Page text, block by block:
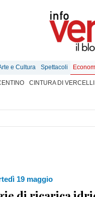
e Cultura Spettacoli
CINTURA DI VERCELLI
19 maggio